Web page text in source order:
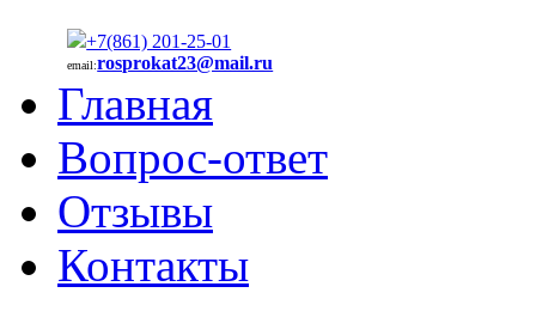
+7(861) 201-25-01
email:rosprokat23@mail.ru
Главная
Вопрос-ответ
Отзывы
Контакты